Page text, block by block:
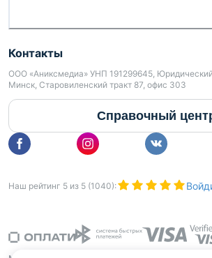
Контакты
ООО «Аниксмедиа» УНП 191299645,
Минск, Старовиленский тракт 87, офис 303
Справочный
Наш рейтинг 5 из 5 (1040):